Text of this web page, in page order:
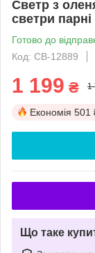
Светр з
светри
Готово до
Код: СВ-12889
1 199 ₴ 1
Економія 501
Що таке